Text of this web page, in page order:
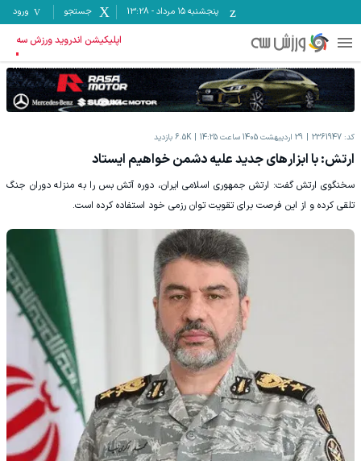
پنجشنبه ۱۵ مرداد -
13:28 جستجو ورود
اپلیکیشن اندروید ورزش سه
کد: 2361947 29 اردیبهشت 1405 ساعت 14:25 6.5K بازدید
ارتش: با ابزارهای جدید علیه دشمن خواهیم ایستاد
سخنگوی ارتش گفت: ارتش جمهوری اسلامی ایران، دوره آتش بس را به منزله دوران جنگ
تلقی کرده و از این فرصت برای تقویت توان رزمی خود استفاده کرده است.